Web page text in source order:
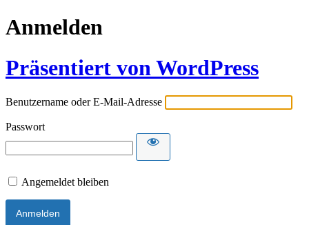
Anmelden
Präsentiert von WordPress
Benutzername oder E-Mail-Adresse
Passwort
Angemeldet bleiben